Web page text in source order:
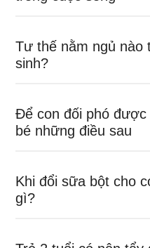
Tư thế nằm ngủ nào
sinh?
Để con đối phó
bé những điều sau
Khi đổi sữa bột cho
gì?